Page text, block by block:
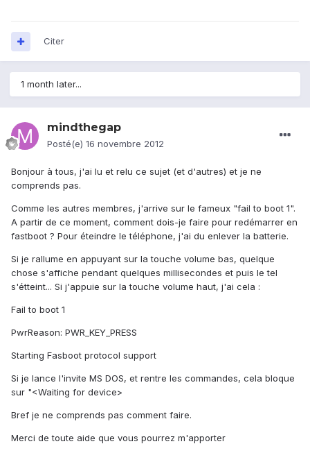
Citer
1 month later...
mindthegap
Posté(e) 16 novembre 2012
Bonjour à tous, j'ai lu et relu ce sujet (et d'autres) et je ne
comprends pas.
Comme les autres membres, j'arrive sur le fameux "fail to boot 1".
A partir de ce moment, comment dois-je faire pour redémarrer en
fastboot ? Pour éteindre le téléphone, j'ai du enlever la batterie.
Si je rallume en appuyant sur la touche volume bas, quelque
chose s'affiche pendant quelques millisecondes et puis le tel
s'étteint... Si j'appuie sur la touche volume haut, j'ai cela :
Fail to boot 1
PwrReason: PWR_KEY_PRESS
Starting Fasboot protocol support
Si je lance l'invite MS DOS, et rentre les commandes, cela bloque
sur "<Waiting for device>
Bref je ne comprends pas comment faire.
Merci de toute aide que vous pourrez m'apporter